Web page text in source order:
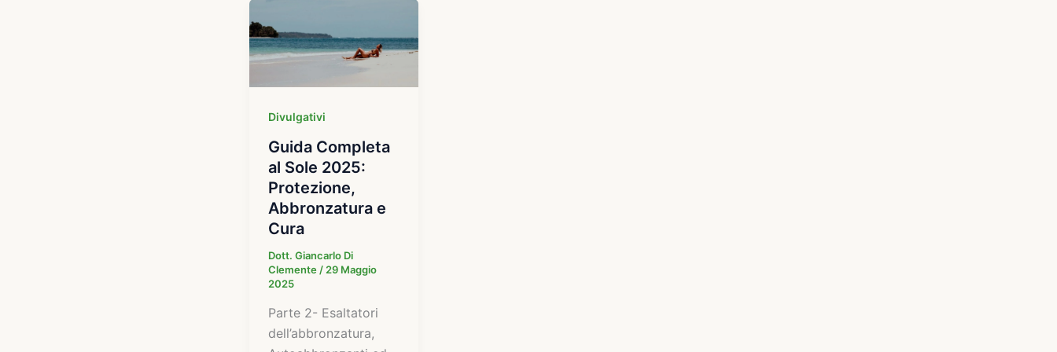
Divulgativi
Guida Completa
al Sole 2025:
Protezione,
Abbronzatura e
Cura
Dott. Giancarlo Di
Clemente / 29 Maggio
2025
Parte 2- Esaltatori
dell’abbronzatura,